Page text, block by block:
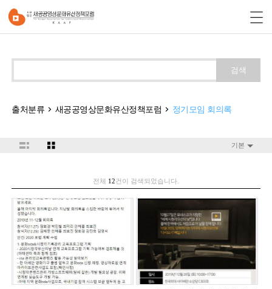
검색
출처분류 새공공영상문화유산정책포럼 정기모임 회의록
기본
전체 12건이 검색되었습니다.